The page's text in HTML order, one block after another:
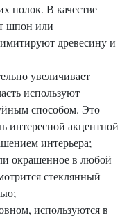
полок. В качестве
шпон или
древесину и
увеличивает
используют
способом. Это
интересной акцентной
интерьера;
окрашенное в любой
стеклянный
используются в